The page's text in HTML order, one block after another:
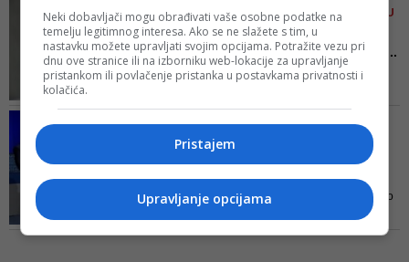
KRIVICU ZA SPORU GRADNJU
Koldžo: Novo Sarajevo je
uradilo svoj dio posla na...
U medijima se pominje da i
krivicu za sporu gradnju, što
načelnik Nedžad Koldžo
odbacuje i tvrdi da je Općina
Novo Sarajevo uradila mnogo
više na ovom projektu od svih
ostalih uključenih u njegovu
realizaciju
Kolike su plate načelnika
sarajevskih općina i ko ...
N1 istražilvao je koliko mjesečno
inkasiraju načelnici općina u
Kantonu Sarajevo
Neki dobavljači mogu obrađivati vaše osobne podatke na
temelju legitimnog interesa. Ako se ne slažete s tim, u
nastavku možete upravljati svojim opcijama. Potražite vezu pri
dnu ove stranice ili na izborniku web-lokacije za upravljanje
pristankom ili povlačenje pristanka u postavkama privatnosti i
kolačića.
Pristajem
Upravljanje opcijama